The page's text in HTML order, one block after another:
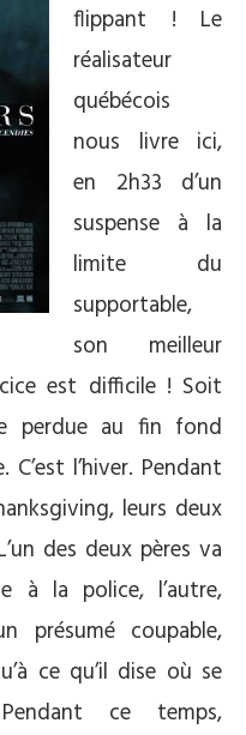
flippant ! Le
réalisateur
québécois
nous livre ici,
en 2h33 d’un
suspense à la
limite du
supportable,
son meilleur
est difficile ! Soit
perdue au fin fond
C’est l’hiver. Pendant
leurs deux
des deux pères va
à la police, l’autre,
coupable,
ce qu’il dise où se
ce temps,